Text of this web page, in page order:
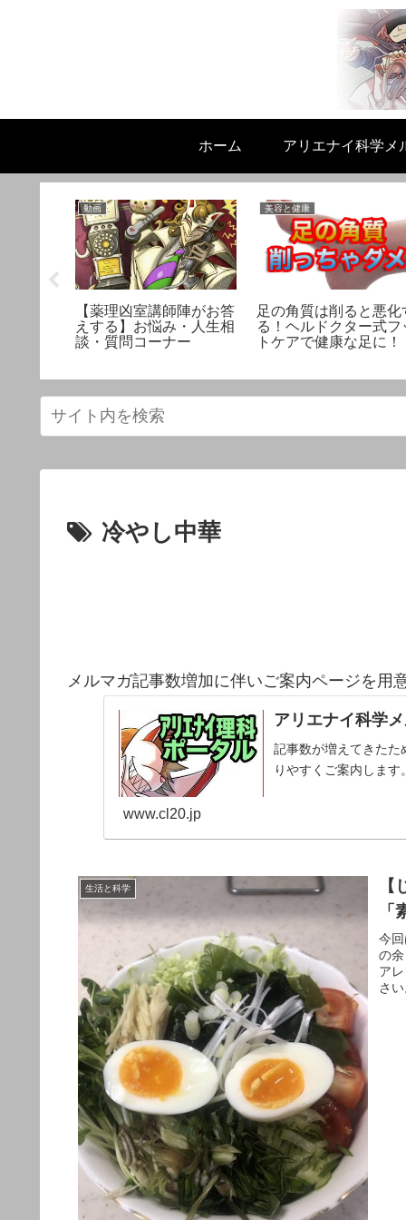
ホーム アリエナイ科学メ
動画
【薬理凶室講師陣がお答
えする】お悩み・人生相
談・質問コーナー
美容と健康
足の角質は削ると悪化
る！ヘルドクター式フ
トケアで健康な足に！
冷やし中華
メルマガ記事数増加に伴いご案内ページを用
アリエナイ科学
記事数が増えてきたた
りやすくご案内します
www.cl20.jp
生活と科学
今
の
ア
さ